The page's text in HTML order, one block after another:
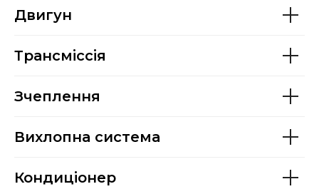
Двигун
Трансміссія
Зчеплення
Вихлопна система
Кондиціонер